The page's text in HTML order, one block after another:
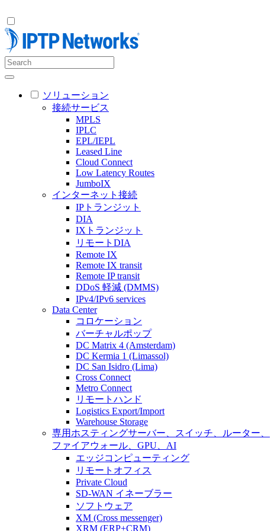
ソリューション
接続サービス
MPLS
IPLC
EPL/IEPL
Leased Line
Cloud Connect
Low Latency Routes
JumboIX
インターネット接続
IPトランジット
DIA
IXトランジット
リモートDIA
Remote IX
Remote IX transit
Remote IP transit
DDoS 軽減 (DMMS)
IPv4/IPv6 services
Data Center
コロケーション
バーチャルポップ
DC Matrix 4 (Amsterdam)
DC Kermia 1 (Limassol)
DC San Isidro (Lima)
Cross Connect
Metro Connect
リモートハンド
Logistics Export/Import
Warehouse Storage
専用ホスティングサーバー、スイッチ、ルーター、
ファイアウォール、GPU、AI
エッジコンピューティング
リモートオフィス
Private Cloud
SD-WAN イネーブラー
ソフトウェア
XM (Cross messenger)
XRM (ERP+CRM)